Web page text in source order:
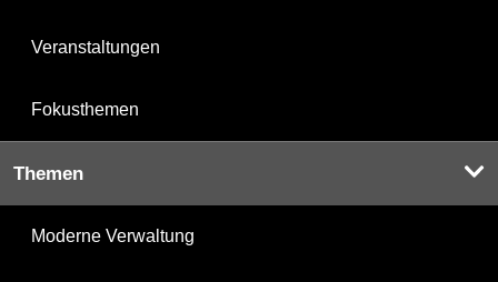
Veranstaltungen
Fokusthemen
Themen
Moderne Verwaltung